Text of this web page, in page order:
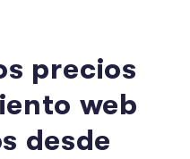
precios
web
desde